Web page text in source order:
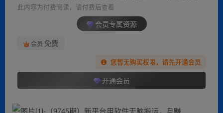
此内容为付费阅读，请付费后查看
会员专属资源
会员 免费
您暂无购买权限，请先开通会员
开通会员